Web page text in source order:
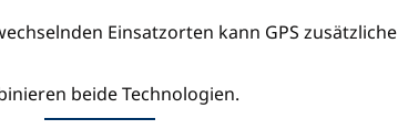
Einsatzorten kann GPS zusätzliche
beide Technologien.